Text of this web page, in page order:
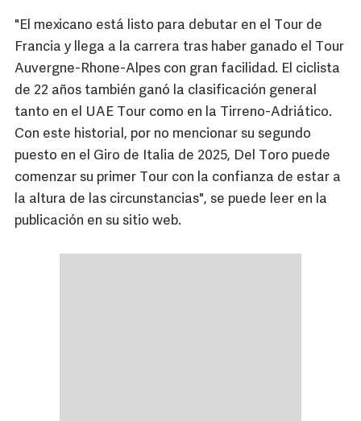
"El mexicano está listo para debutar en el Tour de
Francia y llega a la carrera tras haber ganado el Tour
Auvergne-Rhone-Alpes con gran facilidad. El ciclista
de 22 años también ganó la clasificación general
tanto en el UAE Tour como en la Tirreno-Adriático.
Con este historial, por no mencionar su segundo
puesto en el Giro de Italia de 2025, Del Toro puede
comenzar su primer Tour con la confianza de estar a
la altura de las circunstancias", se puede leer en la
publicación en su sitio web.